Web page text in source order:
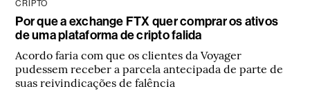
CRIPTO
Por que a exchange FTX quer comprar os ativos
de uma plataforma de cripto falida
Acordo faria com que os clientes da Voyager
pudessem receber a parcela antecipada de parte de
suas reivindicações de falência